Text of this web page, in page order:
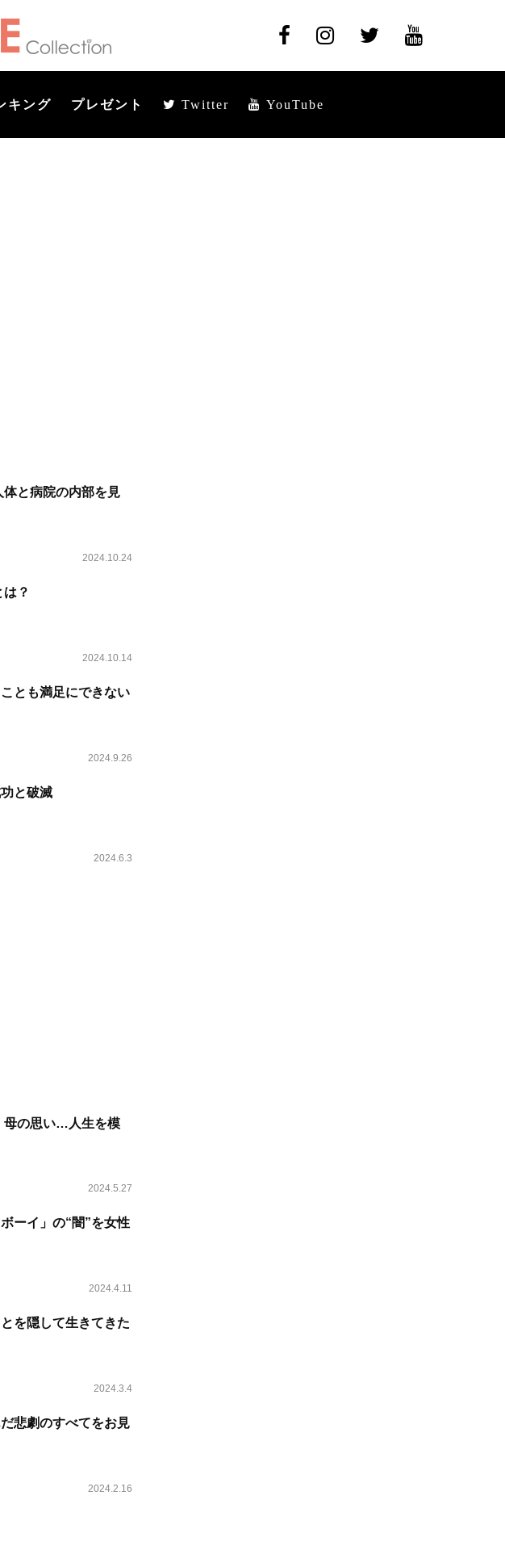
キング プレゼント Twitter YouTube
2024.10.24
？
2024.10.14
とも満足にできない
2024.9.26
と破滅
2024.6.3
母の思い…人生を模
2024.5.27
ーイ」の“闇”を女性
2024.4.11
を隠して生きてきた
2024.3.4
悲劇のすべてをお見
2024.2.16